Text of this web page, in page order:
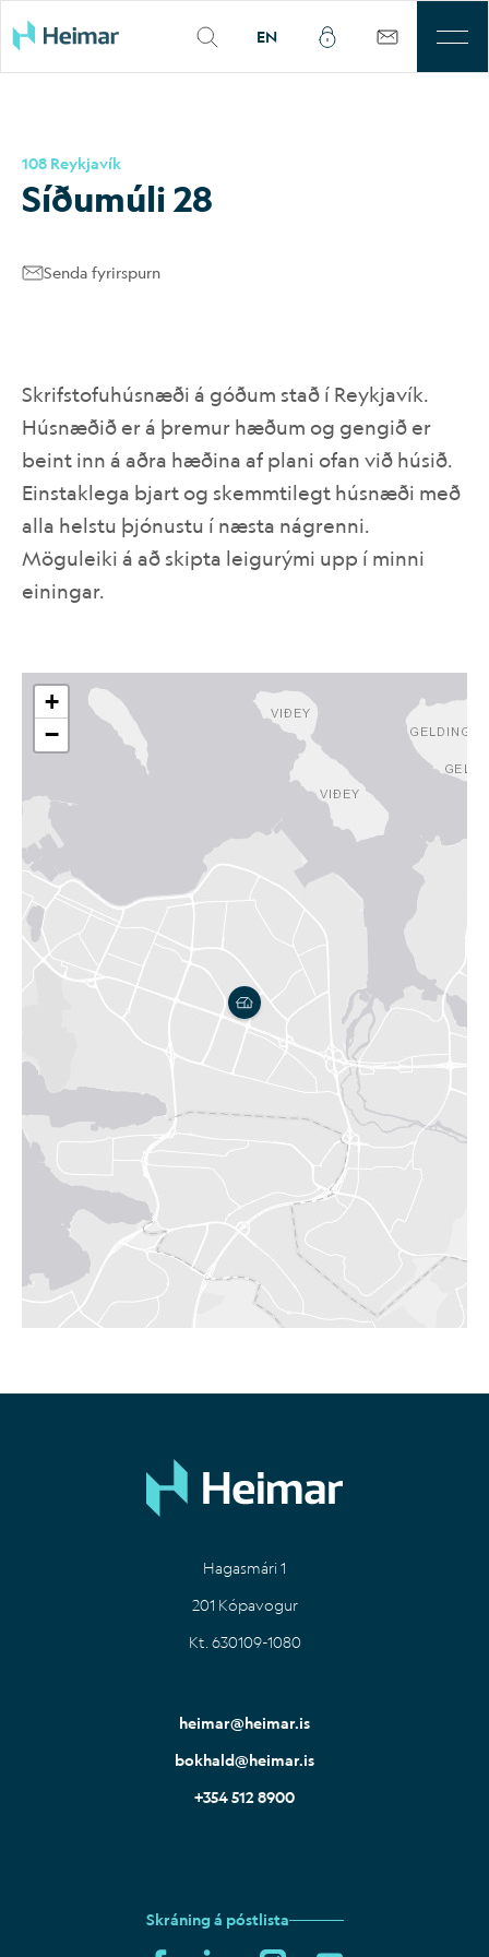
EN
Þjónusta
Kjarnasvæði
Um okkur
Mínar síður
IS EN
108 Reykjavík
Síðumúli 28
Senda fyrirspurn
Skrifstofuhúsnæði á góðum stað í Reykjavík.
Húsnæðið er á þremur hæðum og gengið er
beint inn á aðra hæðina af plani ofan við húsið.
Einstaklega bjart og skemmtilegt húsnæði með
alla helstu þjónustu í næsta nágrenni.
Möguleiki á að skipta leigurými upp í minni
einingar.
+
−
Hagasmári 1
201 Kópavogur
Kt. 630109-1080
heimar@heimar.is
bokhald@heimar.is
+354 512 8900
Skráning á póstlista